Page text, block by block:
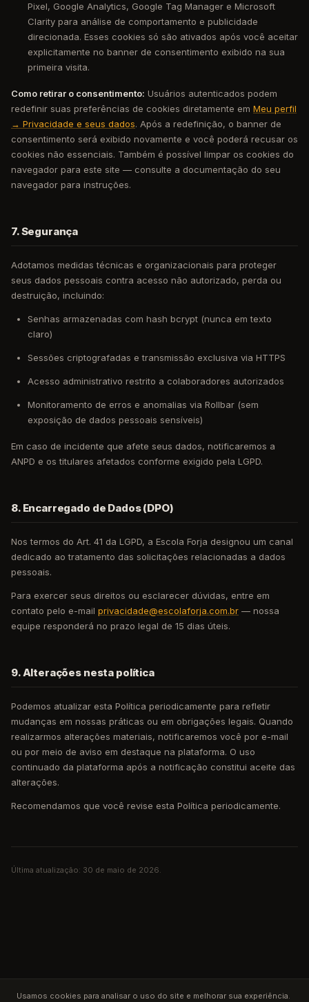
Usamos cookies para analisar o uso do site e melhorar sua experiência.
Pixel, Google Analytics, Google Tag Manager e Microsoft
Clarity para análise de comportamento e publicidade
direcionada. Esses cookies só são ativados após você aceitar
explicitamente no banner de consentimento exibido na sua
primeira visita.
Como retirar o consentimento: Usuários autenticados podem
redefinir suas preferências de cookies diretamente em Meu perfil
→ Privacidade e seus dados. Após a redefinição, o banner de
consentimento será exibido novamente e você poderá recusar os
cookies não essenciais. Também é possível limpar os cookies do
navegador para este site — consulte a documentação do seu
navegador para instruções.
7. Segurança
Adotamos medidas técnicas e organizacionais para proteger
seus dados pessoais contra acesso não autorizado, perda ou
destruição, incluindo:
Senhas armazenadas com hash bcrypt (nunca em texto
claro)
Sessões criptografadas e transmissão exclusiva via HTTPS
Acesso administrativo restrito a colaboradores autorizados
Monitoramento de erros e anomalias via Rollbar (sem
exposição de dados pessoais sensíveis)
Em caso de incidente que afete seus dados, notificaremos a
ANPD e os titulares afetados conforme exigido pela LGPD.
8. Encarregado de Dados (DPO)
Nos termos do Art. 41 da LGPD, a Escola Forja designou um canal
dedicado ao tratamento das solicitações relacionadas a dados
pessoais.
Para exercer seus direitos ou esclarecer dúvidas, entre em
contato pelo e-mail privacidade@escolaforja.com.br — nossa
equipe responderá no prazo legal de 15 dias úteis.
9. Alterações nesta política
Podemos atualizar esta Política periodicamente para refletir
mudanças em nossas práticas ou em obrigações legais. Quando
realizarmos alterações materiais, notificaremos você por e-mail
ou por meio de aviso em destaque na plataforma. O uso
continuado da plataforma após a notificação constitui aceite das
alterações.
Recomendamos que você revise esta Política periodicamente.
Última atualização: 30 de maio de 2026.